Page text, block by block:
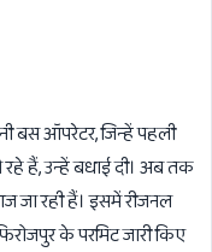
बस ऑपरेटर, जिन्हें पहली
रहे हैं, उन्हें बधाई दी। अब तक
जा रही हैं। इसमें रीजनल
के परमिट जारी किए